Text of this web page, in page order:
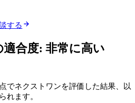
する
適合度: 非常に高い
でネクストワンを評価した結果、以
れます。